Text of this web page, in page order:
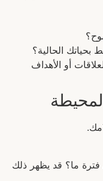
بحياتك الحالية؟
أو الأهداف
ما؟ قد يظهر ذلك